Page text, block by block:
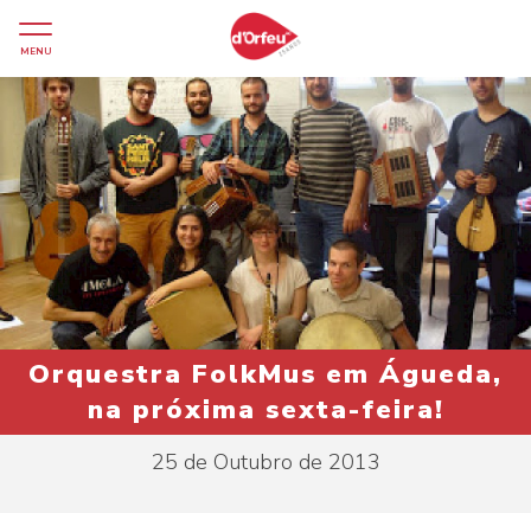
MENU
Orquestra FolkMus em Águeda,
na próxima sexta-feira!
25 de Outubro de 2013